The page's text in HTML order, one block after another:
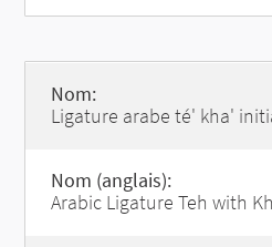
Nom:
Ligature arabe té' kha'
Nom (anglais):
Arabic Ligature Teh with